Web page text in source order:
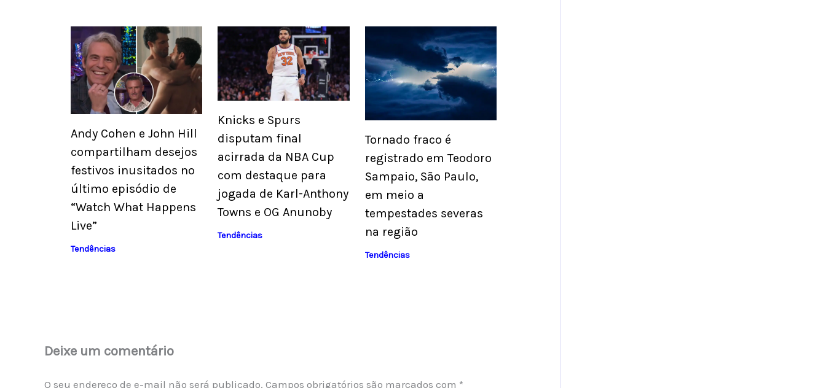
Andy Cohen e John Hill
compartilham desejos
festivos inusitados no
último episódio de
“Watch What Happens
Live”
Tendências
Knicks e Spurs
disputam final
acirrada da NBA Cup
com destaque para
jogada de Karl-Anthony
Towns e OG Anunoby
Tendências
Tornado fraco é
registrado em Teodoro
Sampaio, São Paulo,
em meio a
tempestades severas
na região
Tendências
Deixe um comentário
O seu endereço de e-mail não será publicado. Campos obrigatórios são marcados com *